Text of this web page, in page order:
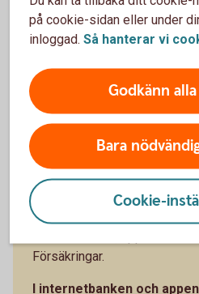
Climate Impact - Placera
fokus på en hållbar
utveckling (swedbank-
Se dina
Du kan se dina försäkringar
Försäkringar.
I internetbanken och appen
på cookie-sidan eller under
inloggad. Så hanterar vi
Godkänn
Bara
Cookie-